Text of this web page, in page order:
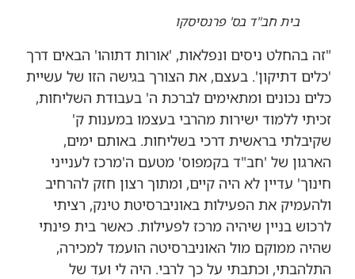
בית חב"ד בס' פרנסיסקו
"זה בהחלט ניסים ונפלאות, 'אורות דתוהו' הבאים דרך
'כלים דתיקון'. בעצם, את הצורך בגישה הזו של עשיית
כלים נכונים ומתאימים לברכת ה' בעבודת השליחות,
זכיתי ללמוד ישירות מהרבי בעצמו במענות ק'
שקיבלתי בראשית דרכי בשליחות. באותם ימים,
הארגון של 'חב"ד בקמפוס' מטעם ה'מרכז לענייני
חינוך' עדיין לא היה קיים, ומתוך רצון חזק להרחיב
ולהעמיק את הפעילות באוניברסיטת טינק, רציתי
לרכוש בניין שיהיה מרכז לפעילות. כאשר בית פינתי
שהיה ממוקם מול האוניברסיטה הועמד למכירה,
התלהבתי, וכתבתי על כך לרבי. היה לי ועד של